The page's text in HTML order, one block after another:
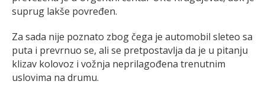
suprug lakše povređen.
Za sada nije poznato zbog čega je automobil sleteo sa
puta i prevrnuo se, ali se pretpostavlja da je u pitanju
klizav kolovoz i vožnja neprilagođena trenutnim
uslovima na drumu.